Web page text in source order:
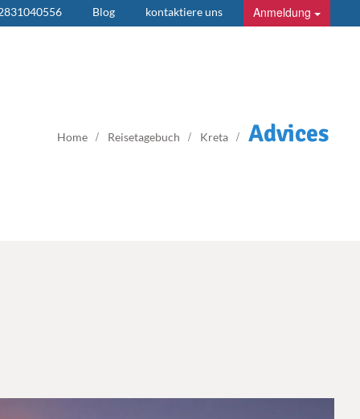
Blog kontaktiere uns Anmeldung
Home Reisetagebuch Kreta Advices